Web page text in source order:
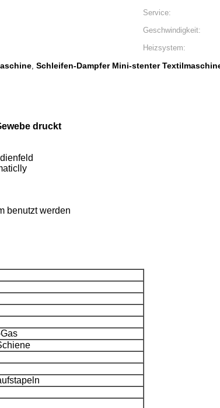
Service:
Geschwindigkeit:
Heizsystem:
, Schleifen-Dampfer Mini-stenter
druckt
benutzt werden